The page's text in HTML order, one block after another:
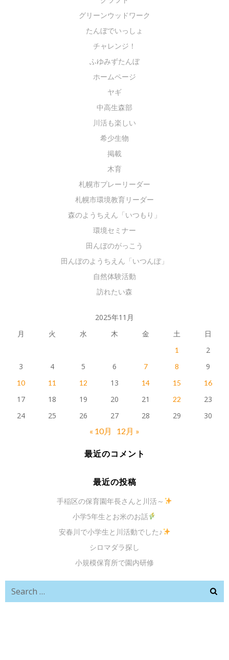
グリーンウッドワーク
たんぼでいっしょ
チャレンジ！
ふゆみずたんぼ
ホームページ
ヤギ
中高生森部
川活も楽しい
希少生物
掲載
木育
札幌市プレーリーダー
札幌市環境教育リーダー
森のようちえん「いつもり」
環境セミナー
田んぼのがっこう
田んぼのようちえん「いつんぼ」
自然体験活動
訪れたい森
2025年11月
月
火 水 木 金 土 日
1
2
3
4 5 6 7 8 9
10 11 12 13 14 15 16
17 18 19 20 21 22
23
24
25 26 27 28 29
30
« 10月
12月 »
最近のコメント
最近の投稿
手稲区の保育園年長さんと川活～
小学5年生とお米のお話
安春川で小学生と川活動でした♪
シロマダラ探し
小規模保育所で園内研修
Search